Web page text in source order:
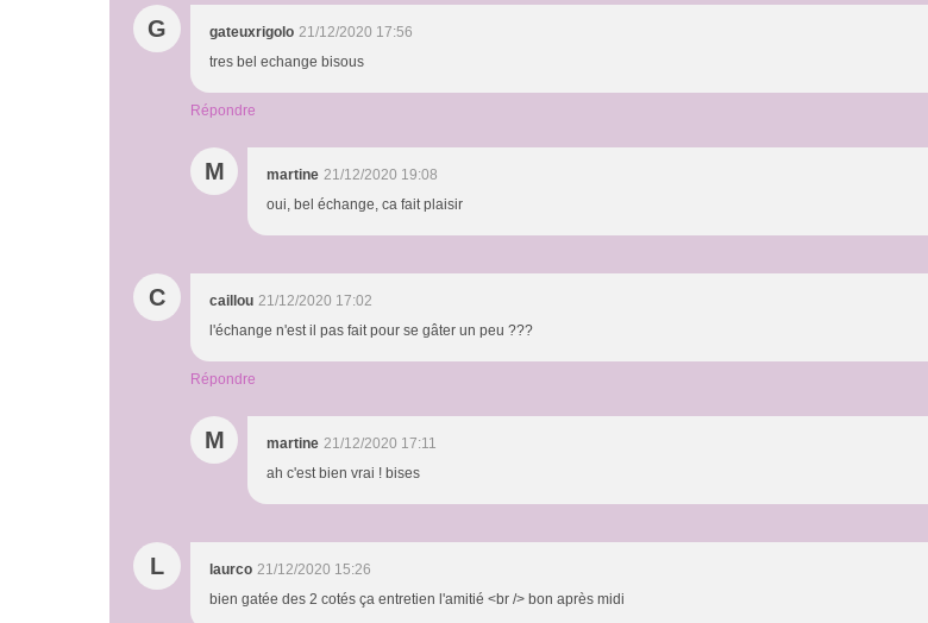
G gateuxrigolo 21/12/2020 17:56
tres bel echange bisous
Répondre
M martine 21/12/2020 19:08
oui, bel échange, ca fait plaisir
C caillou 21/12/2020 17:02
l'échange n'est il pas fait pour se gâter un peu ???
Répondre
M martine 21/12/2020 17:11
ah c'est bien vrai ! bises
L laurco 21/12/2020 15:26
bien gatée des 2 cotés ça entretien l'amitié <br /> bon après midi